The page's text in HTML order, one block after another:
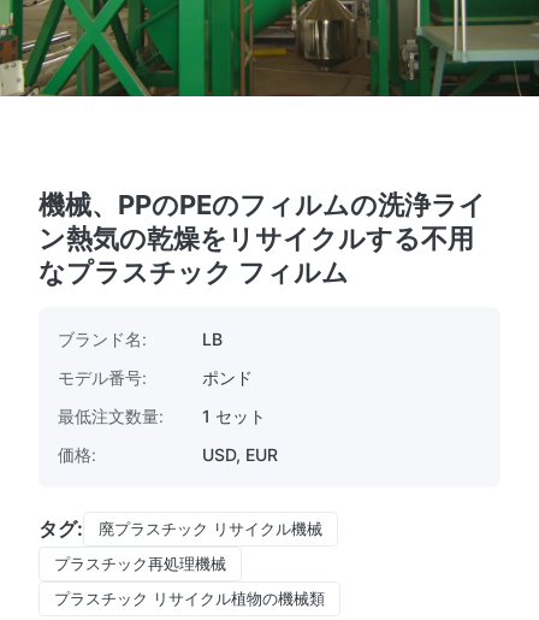
機械、PPのPEのフィルムの洗浄ライ
ン熱気の乾燥をリサイクルする不用
なプラスチック フィルム
ブランド名:
LB
モデル番号:
ポンド
最低注文数量:
1 セット
価格:
USD, EUR
タグ:
廃プラスチック リサイクル機械
プラスチック再処理機械
プラスチック リサイクル植物の機械類